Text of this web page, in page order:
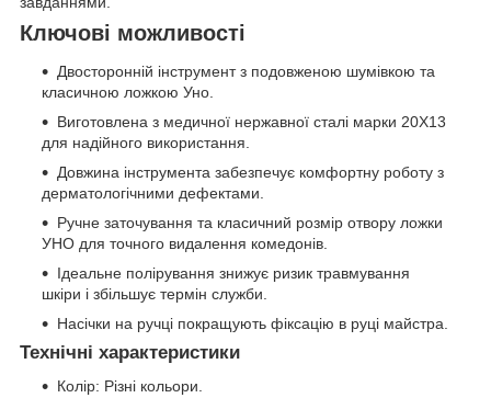
Ключові можливості
Двосторонній інструмент з подовженою шумівкою та
класичною ложкою Уно.
Виготовлена з медичної нержавної сталі марки 20Х13
для надійного використання.
Довжина інструмента забезпечує комфортну роботу з
дерматологічними дефектами.
Ручне заточування та класичний розмір отвору ложки
УНО для точного видалення комедонів.
Ідеальне полірування знижує ризик травмування
шкіри і збільшує термін служби.
Насічки на ручці покращують фіксацію в руці майстра.
Технічні характеристики
Колір: Різні кольори.